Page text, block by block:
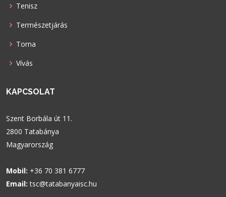
Tenisz
Természetjárás
Torna
Vívás
KAPCSOLAT
Szent Borbála út 11.
2800 Tatabánya
Magyarország
Mobil: +36 70 381 6777
Email: tsc@tatabanyaisc.hu